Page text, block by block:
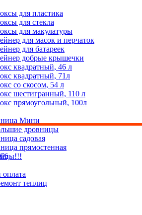
для пластика
для стекла
для макулатуры
для масок и перчаток
для батареек
добрые крышечки
квадратный, 46 л
квадратный, 71л
со скосом, 54 л
шестигранный, 110 л
прямоугольный, 100л
Мини
дровницы
садовая
прямостенная
оплата
теплиц